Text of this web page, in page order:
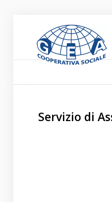
Home
Chi Siamo
Servizio di